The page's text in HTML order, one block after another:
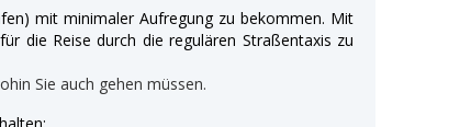
mit minimaler Aufregung zu bekommen. Mit
die Reise durch die regulären Straßentaxis zu
Sie auch gehen müssen.